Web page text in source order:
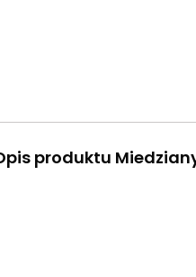
produktu